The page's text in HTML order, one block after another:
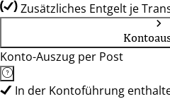
Zusätzliches Entgelt je
Konto-Auszug per Post
In der Kontoführung